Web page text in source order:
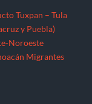
Tuxpan – Tula
y Puebla)
Noroeste
Migrantes